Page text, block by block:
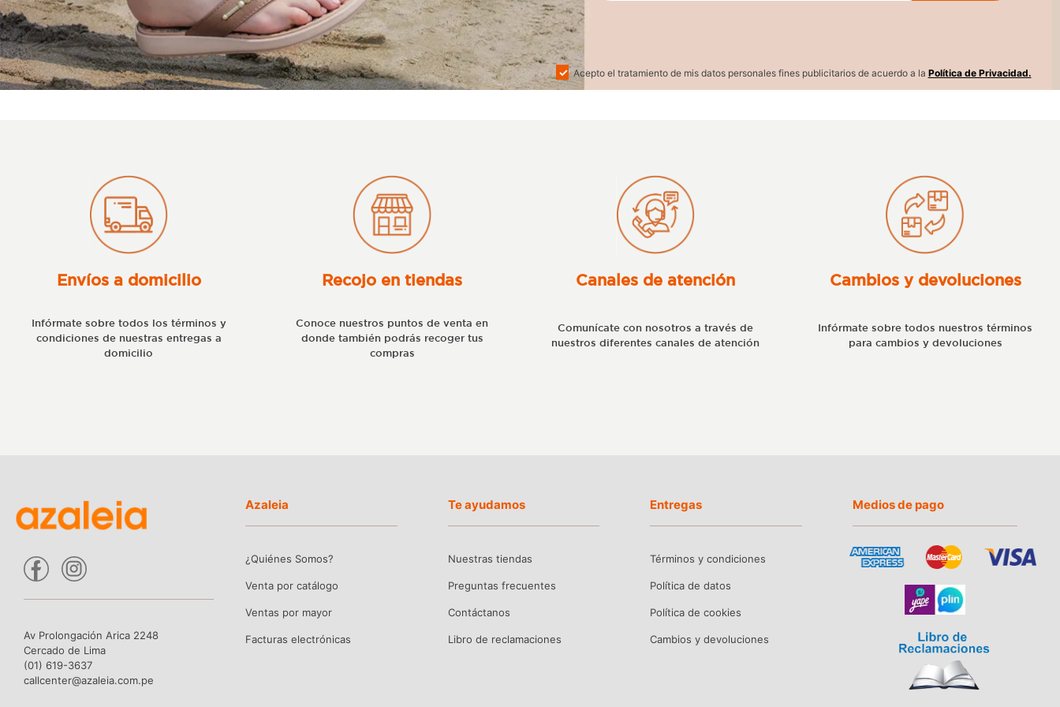
Acepto el tratamiento de mis datos personales fines publicitarios de acuerdo a la Política de Privacidad.
Envíos a domicilio
Infórmate sobre todos los términos y
condiciones de nuestras entregas a
domicilio
Recojo en tiendas
Conoce nuestros puntos de venta en
donde también podrás recoger tus
compras
Canales de atención
Comunícate con nosotros a través de
nuestros diferentes canales de atención
Cambios y devoluciones
Infórmate sobre todos nuestros términos
para cambios y devoluciones
Av Prolongación Arica 2248
Cercado de Lima
(01) 619-3637
callcenter@azaleia.com.pe
Azaleia
¿Quiénes Somos?
Venta por catálogo
Ventas por mayor
Facturas electrónicas
Te ayudamos
Nuestras tiendas
Preguntas frecuentes
Contáctanos
Libro de reclamaciones
Entregas
Términos y condiciones
Política de datos
Política de cookies
Cambios y devoluciones
Medios de pago